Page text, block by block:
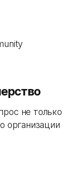
не только
организации